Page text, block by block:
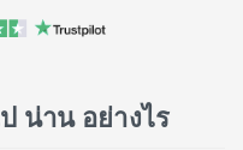
น่าน อย่างไร